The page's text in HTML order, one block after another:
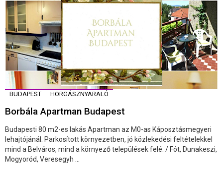
BUDAPEST HORGÁSZNYARALÓ
Borbála Apartman Budapest
Budapesti 80 m2-es lakás Apartman az M0-as Káposztásmegyeri
lehajtójánál. Parkosított környezetben, jó közlekedési feltételekkel
mind a Belváros, mind a környező települések felé. / Fót, Dunakeszi,
Mogyoród, Veresegyh ...